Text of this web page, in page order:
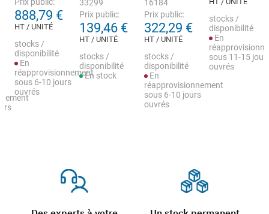
888,79 €
HT / UNITÉ
stocks /
disponibilité
En
réapprovisionnement
sous 6-10 jours
ouvrés
33299
Prix public:
139,46 €
HT / UNITÉ
stocks /
disponibilité
En stock
16184
Prix public:
322,29 €
HT / UNITÉ
stocks /
disponibilité
En
réapprovisionnement
sous 6-10 jours
ouvrés
stocks /
disponibilité
En
sous 11-15
ouvrés